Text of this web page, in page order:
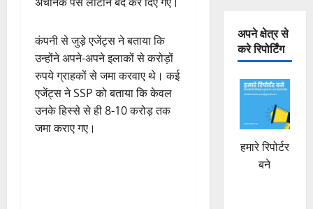
कंपनी से जुड़े एजेंट्स ने बताया कि
उन्होंने अपने-अपने इलाकों से करोड़ों
रुपये ग्राहकों से जमा करवाए थे। कई
एजेंट्स ने SSP को बताया कि केवल
उनके हिस्से से ही 8-10 करोड़ तक
जमा कराए गए।
अपने क्षेत्र से
करे रिपोर्टिंग
हमारे रिपोर्टर
बने